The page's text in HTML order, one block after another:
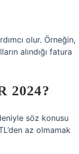
olur. Örneğin,
alındığı fatura
2024?
söz konusu
az olmamak